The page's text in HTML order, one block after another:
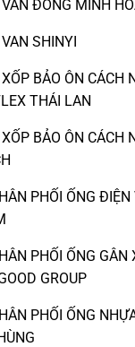
ĐỒNG MINH
SHINYI
BẢO ÔN CÁCH
THÁI LAN
BẢO ÔN CÁCH
PHỐI ỐNG ĐIỆN
PHỐI ỐNG GÂN
GROUP
PHỐI ỐNG